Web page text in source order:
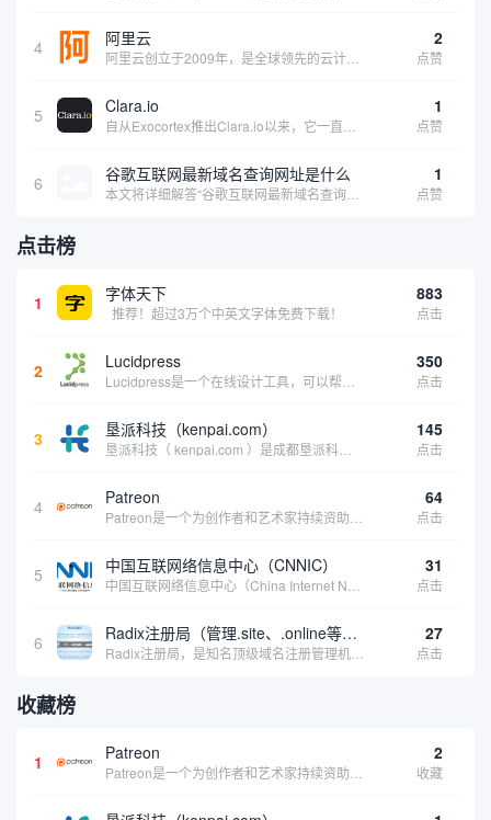
4 阿里云 2
点赞
5 Clara.io 1
点赞
6 谷歌互联网最新域名查询网址是什么 1
点赞
点击榜
1 字体天下
推荐！超过3万个中英文字体免费下载！
883
点击
2 Lucidpress 350
点击
3 垦派科技（kenpai.com） 145
点击
4 Patreon 64
点击
5 中国互联网络信息中心（CNNIC） 31
点击
6 Radix注册局（管理.site、.online等顶级域名） 27
点击
收藏榜
1 Patreon 2
收藏